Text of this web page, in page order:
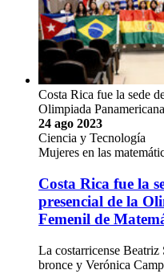
Costa Rica fue la sede
Olimpiada
24 ago 2023
Ciencia y Tecnología
Mujeres en las
Costa Rica fue la
presencial de la
Femenil de
La costarricense Beatriz
bronce y Verónica